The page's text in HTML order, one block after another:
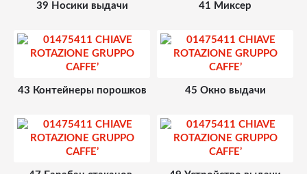
39 Носики выдачи 41 Миксер
43 Контейнеры порошков 45 Окно выдачи